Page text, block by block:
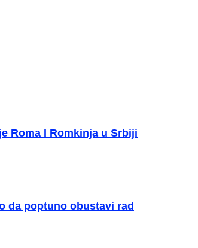
Roma I Romkinja u Srbiji
da poptuno obustavi rad